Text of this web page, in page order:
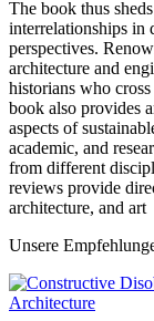
The book thus
interrelationships in
perspectives.
architecture and
historians who
book also provides
aspects of
academic, and
from different
reviews provide
architecture, and art
Unsere